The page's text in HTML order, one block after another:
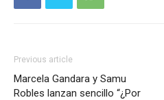
Previous article
Marcela Gandara y Samu
Robles lanzan sencillo “¿Por